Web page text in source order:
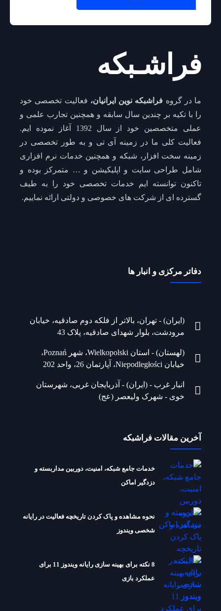
فراشـبکه
ما در گروه فراشبکه نوین ایرانیان، فعالیت تخصصی خود
را با تکیه بر چندین سال سابقه و همچنین تجارب علمی و
عملی متخصصین خود از سال 1392 آغاز نموده ایم.
فعالیت کلی ما در زمینه آی تی و به طور تخصصی در
زمینه سخت افزار، شبکه و همچنین خدمات نرم افزاری
شامل طراحی سایت و اپلیکیشن و … متمرکز بوده و
تاکنون توانسته ایم خدمات تخصصی خود را به طیف
گسترده ای از شرکت های خصوصی و دولتی ارائه نماییم.
دفاتر مرکزی و انبار ها
(ایران) - تهران، بالاتر از فلکه دوم صادقیه، خیابان
مرودشت، بلوار شهدای صادقیه، پلاک 43
(لهستان) - استان Wielkopolski، شهر Poznań،
خیابان Niepodległości، آپارتمان 26، واحد 202
انبار غرب - (ایران) - آذربایجان غربی، شهرستان
خوی - شهرک ولیعصر (عج)
آخرین مقالات فراشبکه
خدمات جامع شبکه، امنیت، دوربین مداربسته و
دزدگیر اماکن
نحوه مشاهده و پاک کردن تاریخچه فعالیت در رایانه
شخصی ویندوز
8 نکته برای بهینه سازی رایانه ویندوز 11 برای
عملکرد بازی